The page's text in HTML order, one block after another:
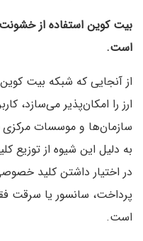
بیت کوین استفاده از خشونت
است.
از آنجایی که شبکه بیت
ارز را امکان‌پذیر می‌سازد،
سازمان‌ها و موسسات مرکزی
به دلیل این شیوه از توزیع
در اختیار داشتن کلید
پرداخت، سانسور یا سرقت
است.